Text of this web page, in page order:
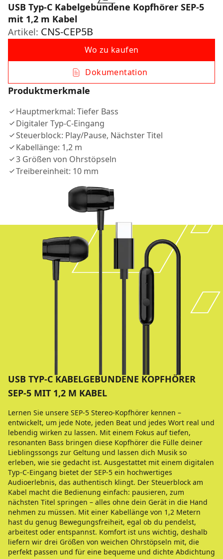
USB Typ-C Kabelgebundene Kopfhörer SEP-5
mit 1,2 m Kabel
Artikel: CNS-CEP5B
Wo zu kaufen
Dokumentation
Produktmerkmale
Hauptmerkmal: Tiefer Bass
Digitaler Typ-C-Eingang
Steuerblock: Play/Pause, Nächster Titel
Kabellänge: 1,2 m
3 Größen von Ohrstöpseln
Treibereinheit: 10 mm
USB TYP-C KABELGEBUNDENE KOPFHÖRER
SEP-5 MIT 1,2 M KABEL
Lernen Sie unsere SEP-5 Stereo-Kopfhörer kennen –
entwickelt, um jede Note, jeden Beat und jedes Wort real und
lebendig wirken zu lassen. Mit einem Fokus auf tiefen,
resonanten Bass bringen diese Kopfhörer die Fülle deiner
Lieblingssongs zur Geltung und lassen dich Musik so
erleben, wie sie gedacht ist. Ausgestattet mit einem digitalen
Typ-C-Eingang bietet der SEP-5 ein hochwertiges
Audioerlebnis, das authentisch klingt. Der Steuerblock am
Kabel macht die Bedienung einfach: pausieren, zum
nächsten Titel springen – alles ohne dein Gerät in die Hand
nehmen zu müssen. Mit einer Kabellänge von 1,2 Metern
hast du genug Bewegungsfreiheit, egal ob du pendelst,
arbeitest oder entspannst. Komfort ist uns wichtig, deshalb
liefern wir drei Größen von weichen Ohrstöpseln mit, die
perfekt passen und für eine bequeme und dichte Abdichtung